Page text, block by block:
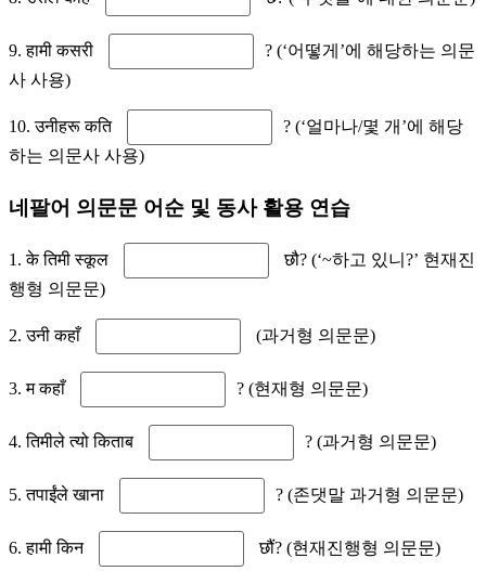
9. हामी कसरी
? (‘어떻게’에 해당하는 의문
사 사용)
10. उनीहरू कति
? (‘얼마나/몇 개’에 해당
하는 의문사 사용)
네팔어 의문문 어순 및 동사 활용 연습
1. के तिमी स्कूल
छौ? (‘~하고 있니?’ 현재진
행형 의문문)
2. उनी कहाँ (과거형 의문문)
3. म कहाँ ? (현재형 의문문)
4. तिमीले त्यो किताब ? (과거형 의문문)
5. तपाईंले खाना ? (존댓말 과거형 의문문)
6. हामी किन छौं? (현재진행형 의문문)